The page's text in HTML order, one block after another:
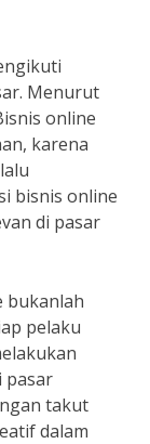
Menurut
online
karena
bisnis online
di pasar
bukanlah
pelaku
pasar
takut
dalam